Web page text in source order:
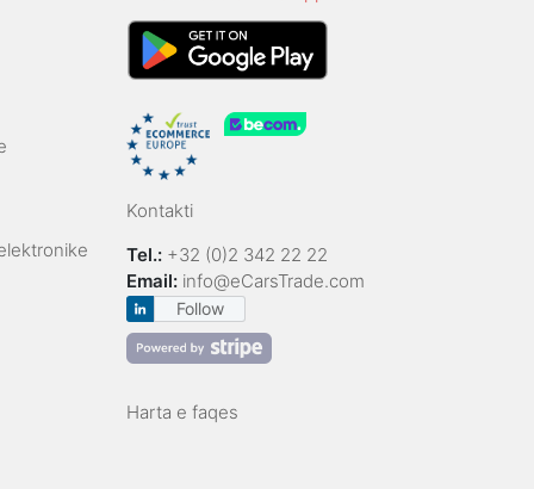
Kontakti
Tel.: +32 (0)2 342 22 22
Email: info@eCarsTrade.com
Follow
Harta e faqes